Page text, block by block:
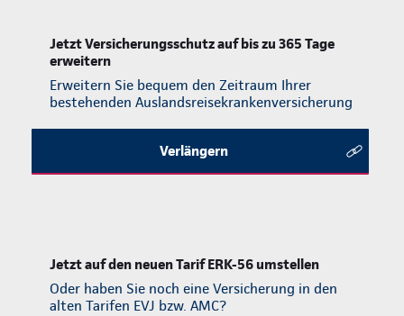
Jetzt Versicherungsschutz auf bis zu 365 Tage
erweitern
Erweitern Sie bequem den Zeitraum Ihrer
bestehenden Auslands­reise­krankenversicherung
Verlängern
Jetzt auf den neuen Tarif ERK-56 umstellen
Oder haben Sie noch eine Versicherung in den
alten Tarifen EVJ bzw. AMC?